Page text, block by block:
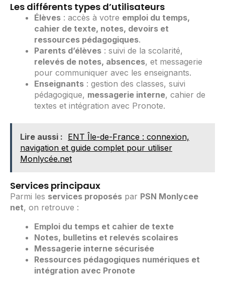
Les différents types d’utilisateurs
Élèves : accès à votre emploi du temps,
cahier de texte, notes, devoirs et
ressources pédagogiques.
Parents d’élèves : suivi de la scolarité,
relevés de notes, absences, et messagerie
pour communiquer avec les enseignants.
Enseignants : gestion des classes, suivi
pédagogique, messagerie interne, cahier de
textes et intégration avec Pronote.
Lire aussi : ENT Île-de-France : connexion,
navigation et guide complet pour utiliser
Monlycée.net
Services principaux
Parmi les services proposés par PSN Monlycee
net, on retrouve :
Emploi du temps et cahier de texte
Notes, bulletins et relevés scolaires
Messagerie interne sécurisée
Ressources pédagogiques numériques et
intégration avec Pronote